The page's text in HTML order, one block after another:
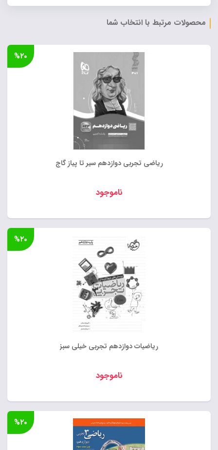
محصولات مرتبط با انتخاب شما
ریاضی تجربی دوازدهم سیر تا پیاز گاج
ناموجود
%۲۰
ریاضیات دوازدهم تجربی خیلی سبز
ناموجود
%۲۰
%۲۰